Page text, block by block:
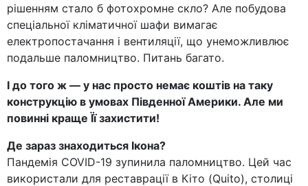
рішенням стало б фотохромне скло? Але побудова
спеціальної кліматичної шафи вимагає
електропостачання і вентиляції, що унеможливлює
подальше паломництво. Питань багато.
І до того ж — у нас просто немає коштів на таку
конструкцію в умовах Південної Америки. Але ми
повинні краще Її захистити!
Де зараз знаходиться Ікона?
Пандемія COVID-19 зупинила паломництво. Цей час
використали для реставрації в Кіто (Quito), столиці